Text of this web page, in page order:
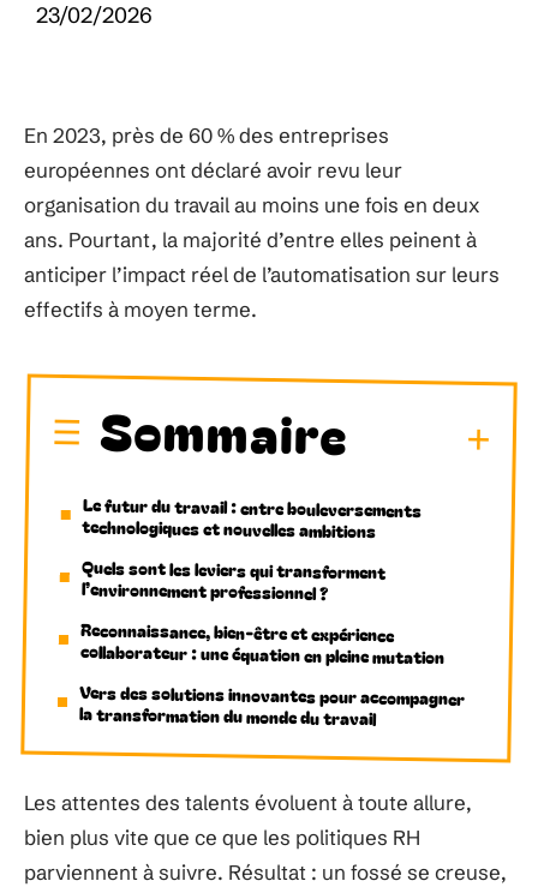
23/02/2026
En 2023, près de 60 % des entreprises
européennes ont déclaré avoir revu leur
organisation du travail au moins une fois en deux
ans. Pourtant, la majorité d’entre elles peinent à
anticiper l’impact réel de l’automatisation sur leurs
effectifs à moyen terme.
Sommaire
Le futur du travail : entre bouleversements
technologiques et nouvelles ambitions
Quels sont les leviers qui transforment
l’environnement professionnel ?
Reconnaissance, bien-être et expérience
collaborateur : une équation en pleine mutation
Vers des solutions innovantes pour accompagner
la transformation du monde du travail
Les attentes des talents évoluent à toute allure,
bien plus vite que ce que les politiques RH
parviennent à suivre. Résultat : un fossé se creuse,